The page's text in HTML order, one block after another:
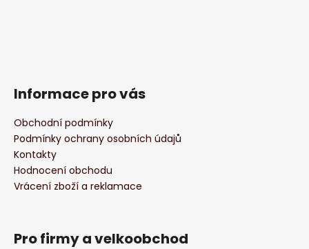
Informace pro vás
Obchodní podmínky
Podmínky ochrany osobních údajů
Kontakty
Hodnocení obchodu
Vrácení zboží a reklamace
Pro firmy a velkoobchod